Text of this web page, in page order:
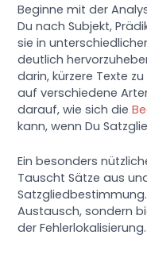
Beginne mit der
Du nach Subjekt,
sie in
deutlich
darin, kürzere Texte
auf verschiedene
darauf, wie sich die
kann, wenn Du
Ein besonders
Tauscht Sätze aus
Austausch, sondern
der Fehlerlokalisierung.